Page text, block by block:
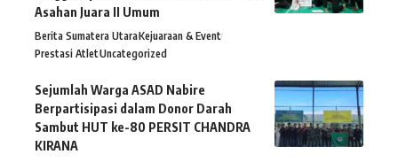
Asahan Juara II Umum
Berita Sumatera UtaraKejuaraan & Event
Prestasi AtletUncategorized
Sejumlah Warga ASAD Nabire
Berpartisipasi dalam Donor Darah
Sambut HUT ke-80 PERSIT CHANDRA
KIRANA